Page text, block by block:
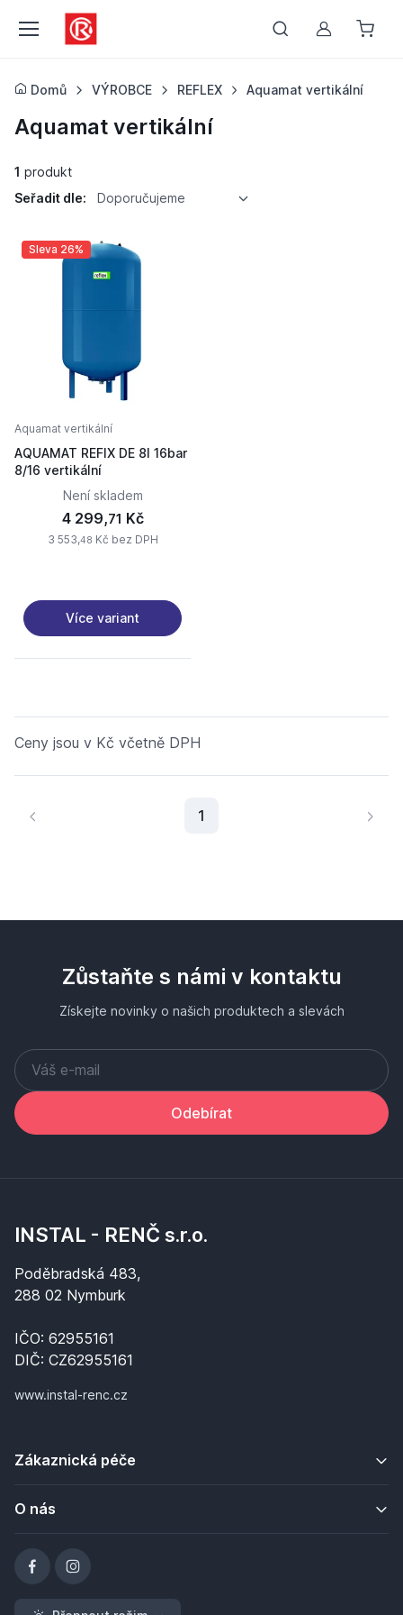
Můj účet
Domů VÝROBCE REFLEX Aquamat vertikální
Aquamat vertikální
1 produkt
Seřadit dle:
Doporučujeme
Sleva 26%
Aquamat vertikální
AQUAMAT REFIX DE 8l 16bar
8/16 vertikální
Není skladem
4 299,71 Kč
3 553,48 Kč bez DPH
Více variant
Ceny jsou v Kč včetně DPH
1
Zůstaňte s námi v kontaktu
Získejte novinky o našich produktech a slevách
Odebírat
INSTAL - RENČ s.r.o.
Poděbradská 483,
288 02 Nymburk
IČO: 62955161
DIČ: CZ62955161
www.instal-renc.cz
Zákaznická péče
O nás